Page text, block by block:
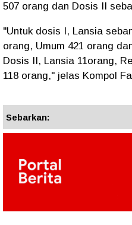
507 orang dan Dosis II
"Untuk dosis I, Lansia
orang, Umum 421 orang
Dosis II, Lansia 11orang,
118 orang," jelas Kompol
Sebarkan: